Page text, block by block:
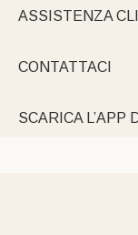
ASSISTENZA
CONTATTACI
SCARICA L’APP